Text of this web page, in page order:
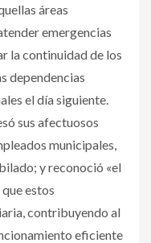
áreas
emergencias
la continuidad de los
dependencias
el día siguiente.
sus afectuosos
municipales,
y reconoció «el
estos
contribuyendo al
eficiente